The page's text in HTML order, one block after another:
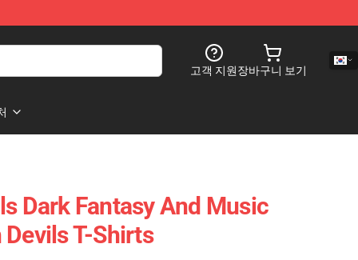
고객 지원장바구니 보기
Dark Fantasy And Music
T-Shirts